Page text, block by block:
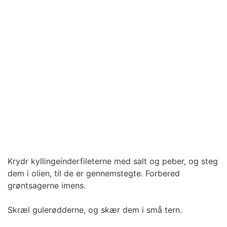
Krydr kyllingeinderfileterne med salt og peber, og steg
dem i olien, til de er gennemstegte. Forbered
grøntsagerne imens.
Skræl gulerødderne, og skær dem i små tern.